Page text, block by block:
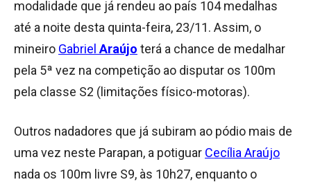
modalidade que já rendeu ao país 104 medalhas
até a noite desta quinta-feira, 23/11. Assim, o
mineiro Gabriel Araújo terá a chance de medalhar
pela 5ª vez na competição ao disputar os 100m
pela classe S2 (limitações físico-motoras).
Outros nadadores que já subiram ao pódio mais de
uma vez neste Parapan, a potiguar Cecília Araújo
nada os 100m livre S9, às 10h27, enquanto o